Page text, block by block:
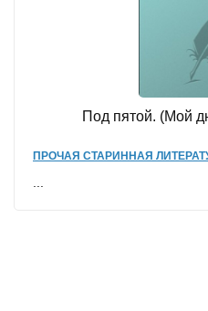
Под пятой. (Мой
ПРОЧАЯ СТАРИННАЯ